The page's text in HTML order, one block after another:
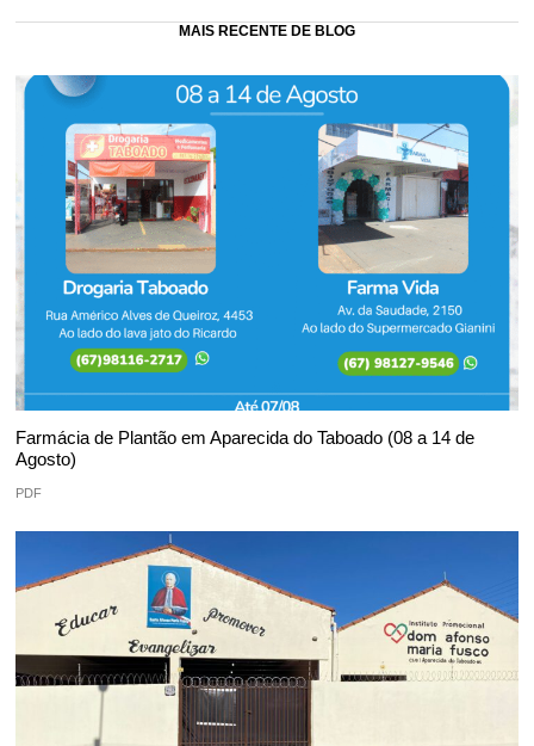
MAIS RECENTE DE BLOG
Farmácia de Plantão em Aparecida do Taboado (08 a 14 de
Agosto)
PDF